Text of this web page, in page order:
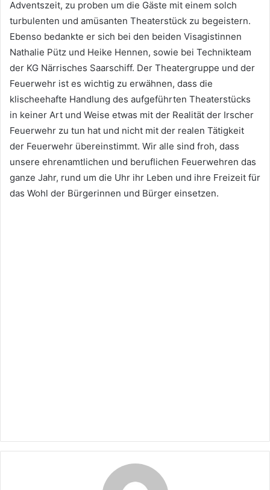
Adventszeit, zu proben um die Gäste mit einem solch
turbulenten und amüsanten Theaterstück zu begeistern.
Ebenso bedankte er sich bei den beiden Visagistinnen
Nathalie Pütz und Heike Hennen, sowie bei Technikteam
der KG Närrisches Saarschiff. Der Theatergruppe und der
Feuerwehr ist es wichtig zu erwähnen, dass die
klischeehafte Handlung des aufgeführten Theaterstücks
in keiner Art und Weise etwas mit der Realität der Irscher
Feuerwehr zu tun hat und nicht mit der realen Tätigkeit
der Feuerwehr übereinstimmt. Wir alle sind froh, dass
unsere ehrenamtlichen und beruflichen Feuerwehren das
ganze Jahr, rund um die Uhr ihr Leben und ihre Freizeit für
das Wohl der Bürgerinnen und Bürger einsetzen.